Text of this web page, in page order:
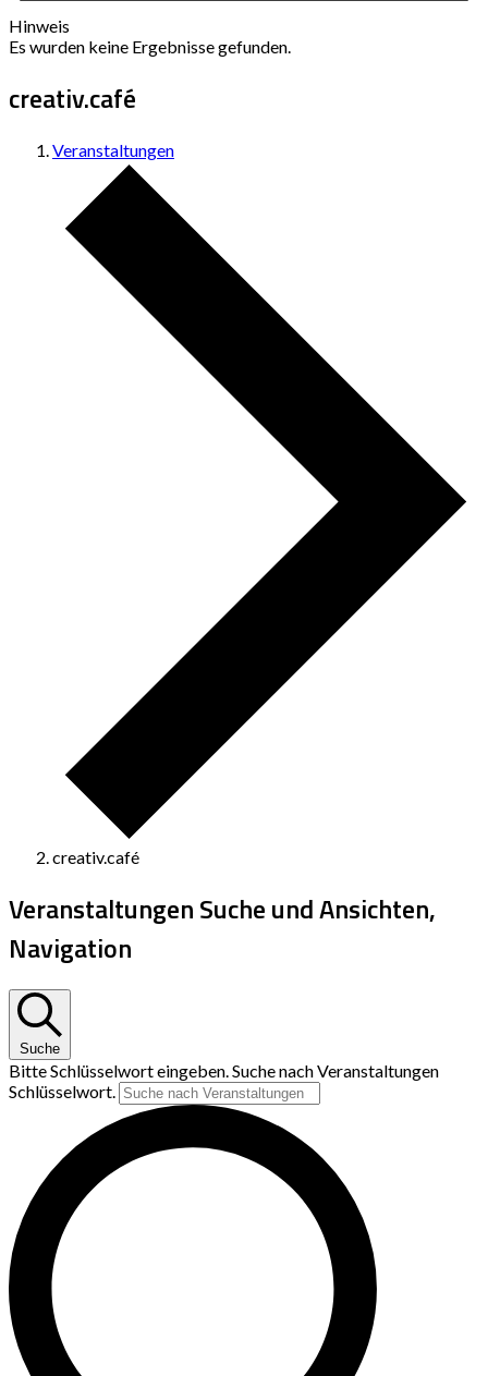
Hinweis
Es wurden keine Ergebnisse gefunden.
creativ.café
Veranstaltungen
creativ.café
Veranstaltungen Suche und Ansichten,
Navigation
Suche
Bitte Schlüsselwort eingeben. Suche nach Veranstaltungen
Schlüsselwort.